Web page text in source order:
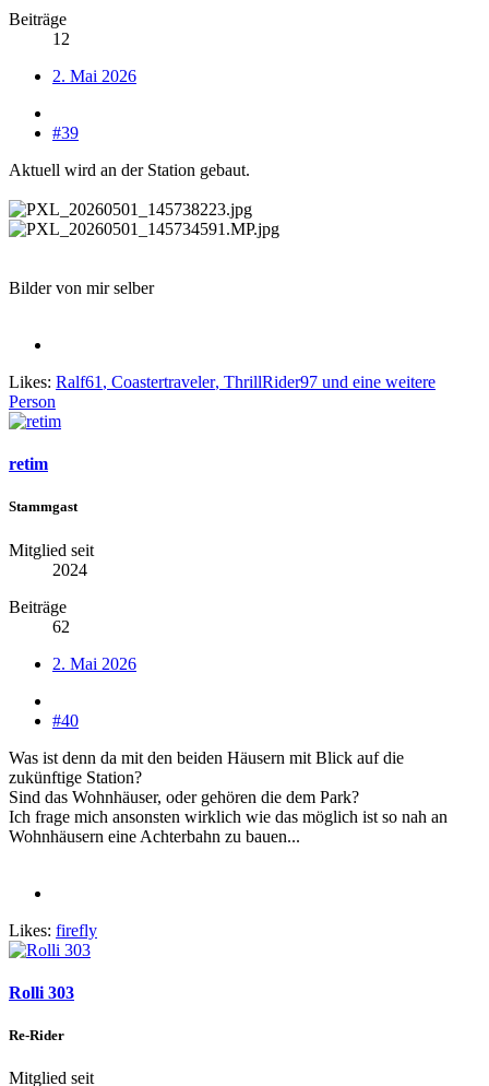
Beiträge
12
2. Mai 2026
#39
Aktuell wird an der Station gebaut.
Bilder von mir selber
Likes: Ralf61 , Coastertraveler, ThrillRider97 und eine weitere
Person
retim
Stammgast
Mitglied seit
2024
Beiträge
62
2. Mai 2026
#40
Was ist denn da mit den beiden Häusern mit Blick auf die
zukünftige Station?
Sind das Wohnhäuser, oder gehören die dem Park?
Ich frage mich ansonsten wirklich wie das möglich ist so nah an
Wohnhäusern eine Achterbahn zu bauen...
Likes: firefly
Rolli 303
Re-Rider
Mitglied seit